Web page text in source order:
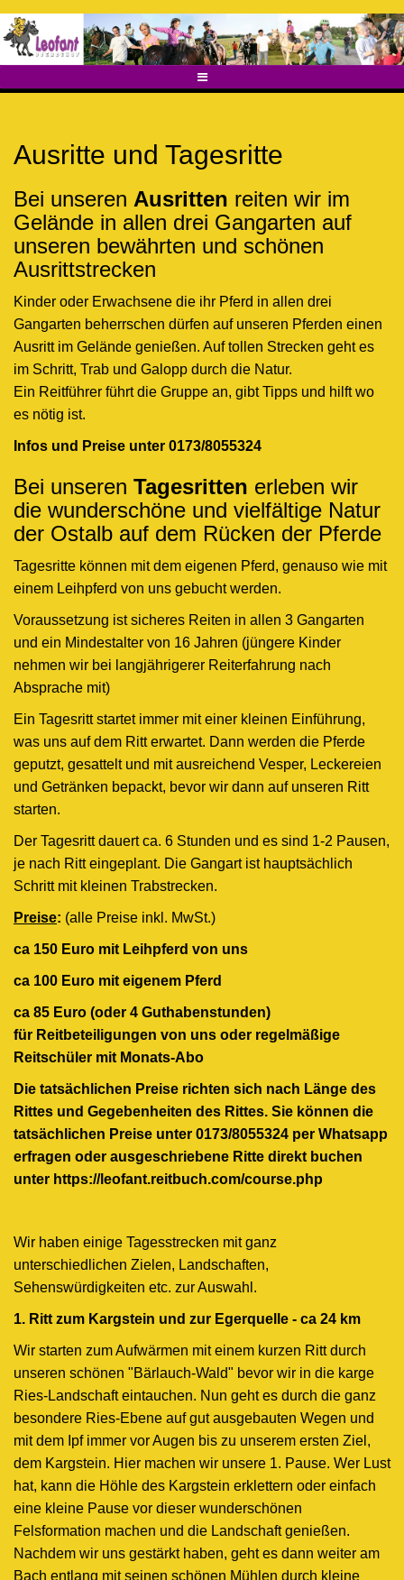
Direkt
zum
Inhalt
banner2018_v3_hoch.jpg
Ausritte und Tagesritte
Bei unseren Ausritten reiten wir im
Gelände in allen drei Gangarten auf
unseren bewährten und schönen
Ausrittstrecken
Kinder oder Erwachsene die ihr Pferd in allen drei
Gangarten beherrschen dürfen auf unseren Pferden einen
Ausritt im Gelände genießen. Auf tollen Strecken geht es
im Schritt, Trab und Galopp durch die Natur.
Ein Reitführer führt die Gruppe an, gibt Tipps und hilft wo
es nötig ist.
Infos und Preise unter 0173/8055324
Bei unseren Tagesritten erleben wir
die wunderschöne und vielfältige Natur
der Ostalb auf dem Rücken der Pferde
Tagesritte können mit dem eigenen Pferd, genauso wie mit
einem Leihpferd von uns gebucht werden.
Voraussetzung ist sicheres Reiten in allen 3 Gangarten
und ein Mindestalter von 16 Jahren (jüngere Kinder
nehmen wir bei langjährigerer Reiterfahrung nach
Absprache mit)
Ein Tagesritt startet immer mit einer kleinen Einführung,
was uns auf dem Ritt erwartet. Dann werden die Pferde
geputzt, gesattelt und mit ausreichend Vesper, Leckereien
und Getränken bepackt, bevor wir dann auf unseren Ritt
starten.
Der Tagesritt dauert ca. 6 Stunden und es sind 1-2 Pausen,
je nach Ritt eingeplant. Die Gangart ist hauptsächlich
Schritt mit kleinen Trabstrecken.
Preise: (alle Preise inkl. MwSt.)
ca 150 Euro mit Leihpferd von uns
ca 100 Euro mit eigenem Pferd
ca 85 Euro (oder 4 Guthabenstunden)
für Reitbeteiligungen von uns oder regelmäßige
Reitschüler mit Monats-Abo
Die tatsächlichen Preise richten sich nach Länge des
Rittes und Gegebenheiten des Rittes. Sie können die
tatsächlichen Preise unter 0173/8055324 per Whatsapp
erfragen oder ausgeschriebene Ritte direkt buchen
unter https://leofant.reitbuch.com/course.php
Wir haben einige Tagesstrecken mit ganz
unterschiedlichen Zielen, Landschaften,
Sehenswürdigkeiten etc. zur Auswahl.
1. Ritt zum Kargstein und zur Egerquelle - ca 24 km
Wir starten zum Aufwärmen mit einem kurzen Ritt durch
unseren schönen "Bärlauch-Wald" bevor wir in die karge
Ries-Landschaft eintauchen. Nun geht es durch die ganz
besondere Ries-Ebene auf gut ausgebauten Wegen und
mit dem Ipf immer vor Augen bis zu unserem ersten Ziel,
dem Kargstein. Hier machen wir unsere 1. Pause. Wer Lust
hat, kann die Höhle des Kargstein erklettern oder einfach
eine kleine Pause vor dieser wunderschönen
Felsformation machen und die Landschaft genießen.
Nachdem wir uns gestärkt haben, geht es dann weiter am
Bach entlang mit seinen schönen Mühlen durch kleine